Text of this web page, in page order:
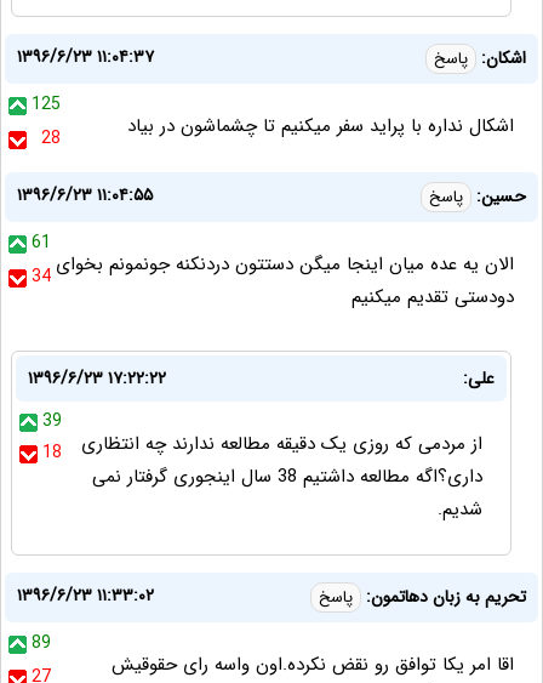
اشکان: پاسخ
۱۳۹۶/۶/۲۳ ۱۱:۰۴:۳۷
125
28
اشکال نداره با پراید سفر میکنیم تا چشماشون در بیاد
حسین: پاسخ
۱۳۹۶/۶/۲۳ ۱۱:۰۴:۵۵
61
34 الان یه عده میان اینجا میگن دستتون دردنکنه جونمونم بخوای
دودستی تقدیم میکنیم
علی:
۱۳۹۶/۶/۲۳ ۱۷:۲۲:۲۲
39
18
از مردمی که روزی یک دقیقه مطالعه ندارند چه انتظاری
داری؟اگه مطالعه داشتیم 38 سال اینجوری گرفتار نمی
شدیم.
تحریم به زبان دهاتمون: پاسخ
۱۳۹۶/۶/۲۳ ۱۱:۳۳:۰۲
89
27
اقا امر یکا توافق رو نقض نکرده.اون واسه رای حقوقیش